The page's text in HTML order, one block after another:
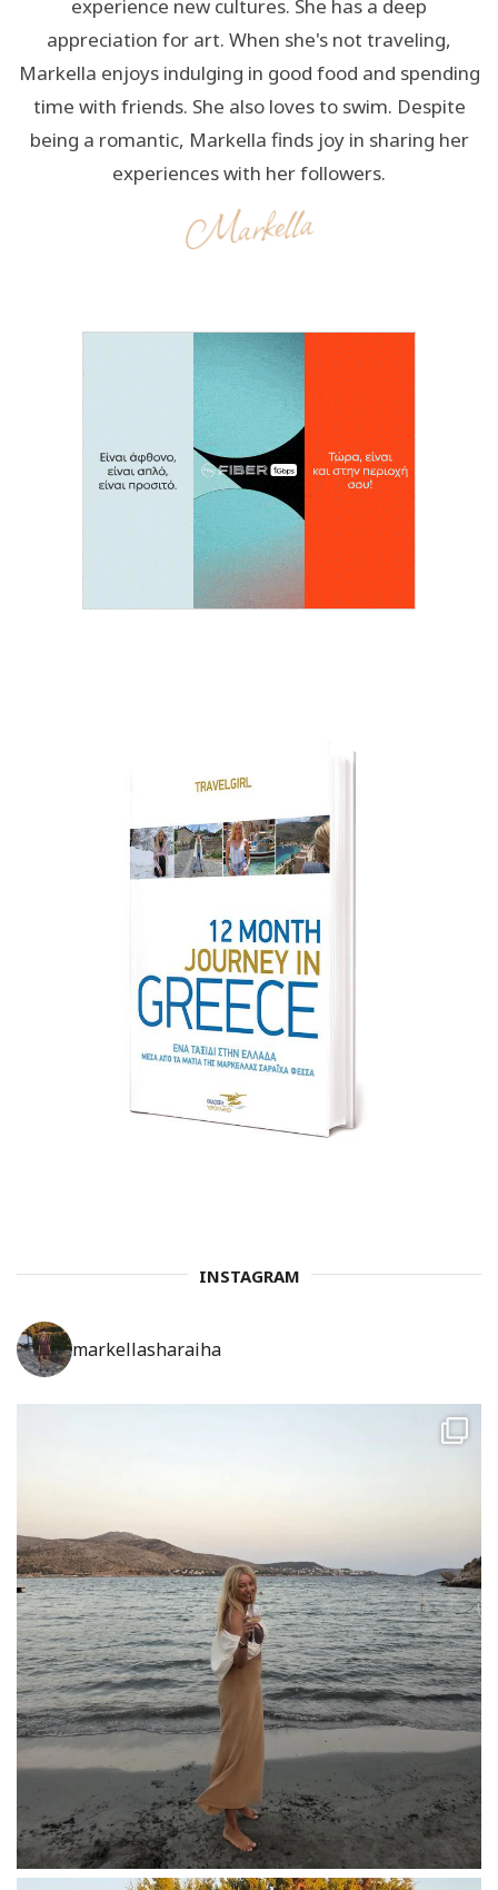
experience new cultures. She has a deep
appreciation for art. When she's not traveling,
Markella enjoys indulging in good food and spending
time with friends. She also loves to swim. Despite
being a romantic, Markella finds joy in sharing her
experiences with her followers.
INSTAGRAM
markellasharaiha